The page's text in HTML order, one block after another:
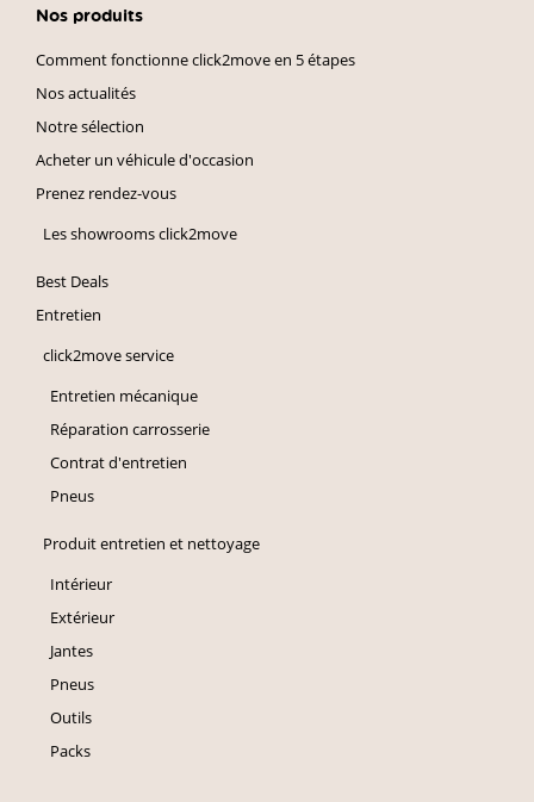
Nos produits
Comment fonctionne click2move en 5 étapes
Nos actualités
Notre sélection
Acheter un véhicule d'occasion
Prenez rendez-vous
Les showrooms click2move
Best Deals
Entretien
click2move service
Entretien mécanique
Réparation carrosserie
Contrat d'entretien
Pneus
Produit entretien et nettoyage
Intérieur
Extérieur
Jantes
Pneus
Outils
Packs